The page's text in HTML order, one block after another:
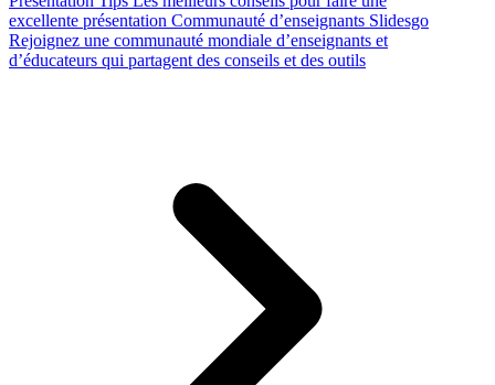
excellente présentation Communauté d’enseignants Slidesgo
Rejoignez une communauté mondiale d’enseignants et
d’éducateurs qui partagent des conseils et des outils